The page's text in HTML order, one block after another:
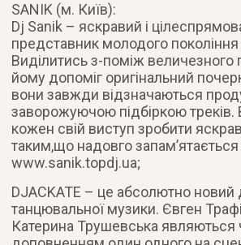
SANIK (м. Київ):
Dj Sanik – яскравий і
представник молодого покоління
Виділитись з-поміж величезного
йому допоміг оригінальний
вони завжди відзначаються
заворожуючою підбіркою треків.
кожен свій виступ зробити
таким,що надовго
www.sanik.topdj.ua;
DJACKATE – це абсолютно новий
танцювальної музики. Євген
Катерина Трушевська